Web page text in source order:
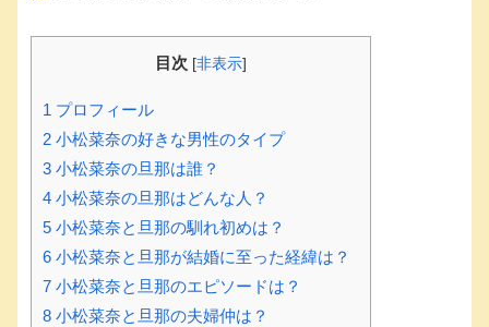
目次 [非表示]
1 プロフィール
2 小松菜奈の好きな男性のタイプ
3 小松菜奈の旦那は誰？
4 小松菜奈の旦那はどんな人？
5 小松菜奈と旦那の馴れ初めは？
6 小松菜奈と旦那が結婚に至った経緯は？
7 小松菜奈と旦那のエピソードは？
8 小松菜奈と旦那の夫婦仲は？